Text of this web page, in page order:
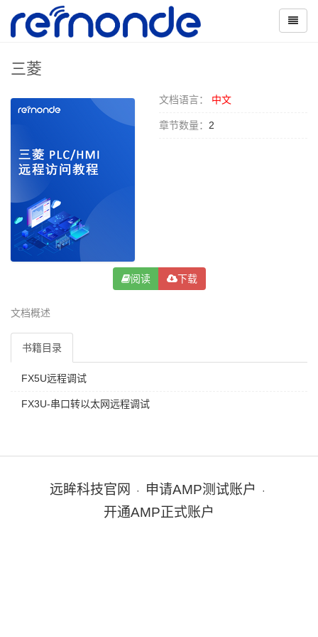
三菱
文档语言： 中文
章节数量： 2
阅读 下载
文档概述
书籍目录
FX5U远程调试
FX3U-串口转以太网远程调试
远眸科技官网 · 申请AMP测试账户 ·
开通AMP正式账户